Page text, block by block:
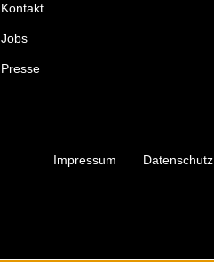
Kontakt
Jobs
Presse
Impressum Datenschutz